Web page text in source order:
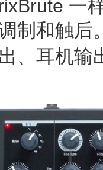
一
制和触后
、耳机输